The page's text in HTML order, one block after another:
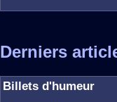
Derniers
Billets d'humeur